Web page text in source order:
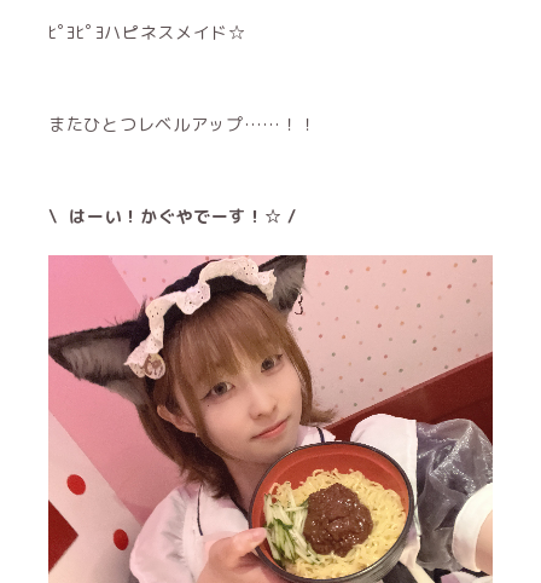
ﾋﾟﾖﾋﾟﾖハピネスメイド☆
またひとつレベルアップ……！！
\ はーい！かぐやでーす！☆ /